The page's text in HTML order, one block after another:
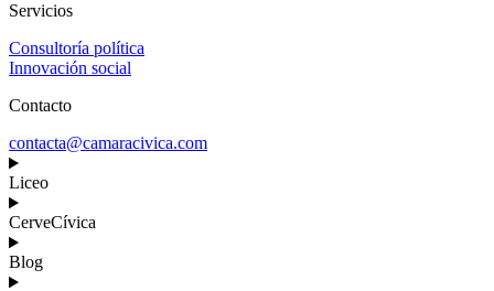
Servicios
Consultoría política
Innovación social
Contacto
contacta@camaracivica.com
Liceo
CerveCívica
Blog